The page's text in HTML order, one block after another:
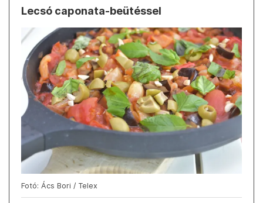
Lecsó caponata-beütéssel
Fotó: Ács Bori / Telex